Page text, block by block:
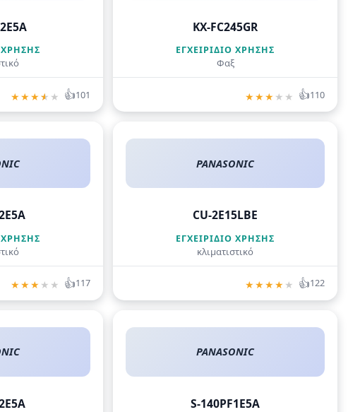
ΧΡΉΣΗΣ
★★★★ ★ 👍101
KX-FC245GR
ΕΓΧΕΙΡΊΔΙΟ ΧΡΉΣΗΣ
Φαξ
★★★ ★ ★ 👍110
ΧΡΉΣΗΣ
★★★ ★ ★ 👍117
PANASONIC
CU-2E15LBE
ΕΓΧΕΙΡΊΔΙΟ ΧΡΉΣΗΣ
κλιματιστικό
★★★★ ★ 👍122
PANASONIC
S-140PF1E5A